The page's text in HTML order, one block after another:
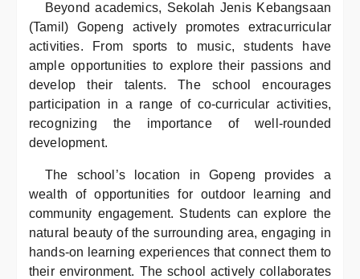
Beyond academics, Sekolah Jenis Kebangsaan
(Tamil) Gopeng actively promotes extracurricular
activities. From sports to music, students have
ample opportunities to explore their passions and
develop their talents. The school encourages
participation in a range of co-curricular activities,
recognizing the importance of well-rounded
development.
The school’s location in Gopeng provides a
wealth of opportunities for outdoor learning and
community engagement. Students can explore the
natural beauty of the surrounding area, engaging in
hands-on learning experiences that connect them to
their environment. The school actively collaborates